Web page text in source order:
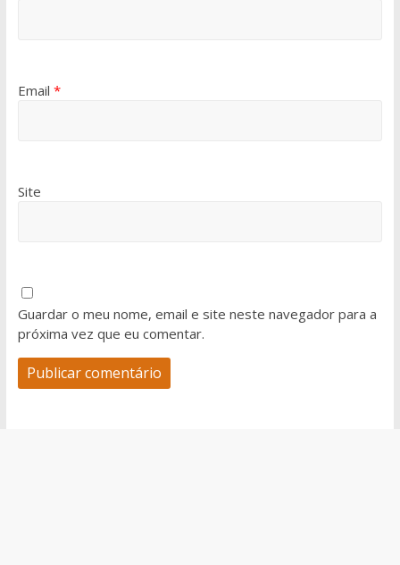
Email *
Site
Guardar o meu nome, email e site neste navegador para a
próxima vez que eu comentar.